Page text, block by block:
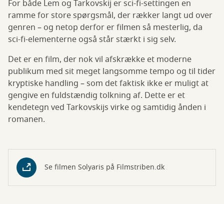
For både Lem og Tarkovskij er sci-fi-settingen en
ramme for store spørgsmål, der rækker langt ud over
genren – og netop derfor er filmen så mesterlig, da
sci-fi-elementerne også står stærkt i sig selv.
Det er en film, der nok vil afskrække et moderne
publikum med sit meget langsomme tempo og til tider
kryptiske handling – som det faktisk ikke er muligt at
gengive en fuldstændig tolkning af. Dette er et
kendetegn ved Tarkovskijs virke og samtidig ånden i
romanen.
Se filmen Solyaris på Filmstriben.dk